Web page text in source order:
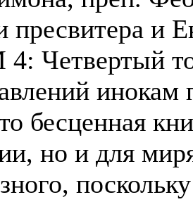
пресвитера и
Четвертый
инокам
бесценная
но и для